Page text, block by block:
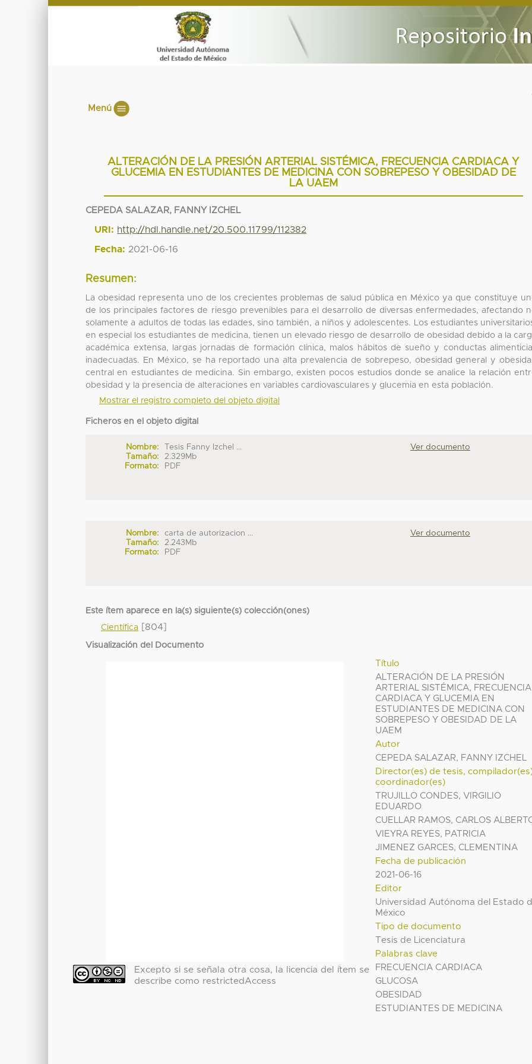
Menú
ALTERACIÓN DE LA PRESIÓN ARTERIAL SISTÉMICA, FRECUENCIA CARDIACA Y
GLUCEMIA EN ESTUDIANTES DE MEDICINA CON SOBREPESO Y OBESIDAD DE
LA UAEM
CEPEDA SALAZAR, FANNY IZCHEL
URI: http://hdl.handle.net/20.500.11799/112382
Fecha: 2021-06-16
Resumen:
La obesidad representa uno de los crecientes problemas de salud pública en México ya que constituye
de los principales factores de riesgo prevenibles para el desarrollo de diversas enfermedades, afectando
solamente a adultos de todas las edades, sino también, a niños y adolescentes. Los estudiantes
en especial los estudiantes de medicina, tienen un elevado riesgo de desarrollo de obesidad debido a la
académica extensa, largas jornadas de formación clínica, malos hábitos de sueño y conductas
inadecuadas. En México, se ha reportado una alta prevalencia de sobrepeso, obesidad general y
central en estudiantes de medicina. Sin embargo, existen pocos estudios donde se analice la relación
obesidad y la presencia de alteraciones en variables cardiovasculares y glucemia en esta población.
Mostrar el registro completo del objeto digital
Ficheros en el objeto digital
Nombre:
Tesis Fanny Izchel ...
Tamaño:
2.329Mb
Formato:
PDF
Ver documento
Nombre:
carta de autorizacion ...
Tamaño:
2.243Mb
Formato:
PDF
Ver documento
Este ítem aparece en la(s) siguiente(s) colección(ones)
Científica [804]
Visualización del Documento
Título
ALTERACIÓN DE LA PRESIÓN
ARTERIAL SISTÉMICA, FRECUENCIA
CARDIACA Y GLUCEMIA EN
ESTUDIANTES DE MEDICINA CON
SOBREPESO Y OBESIDAD DE LA
UAEM
Autor
CEPEDA SALAZAR, FANNY IZCHEL
Director(es) de tesis,
coordinador(es)
TRUJILLO CONDES, VIRGILIO
EDUARDO
CUELLAR RAMOS, CARLOS
VIEYRA REYES, PATRICIA
JIMENEZ GARCES, CLEMENTINA
Fecha de publicación
2021-06-16
Editor
Universidad Autónoma del Estado
México
Tipo de documento
Tesis de Licenciatura
Palabras clave
FRECUENCIA CARDIACA
GLUCOSA
OBESIDAD
ESTUDIANTES DE MEDICINA
Excepto si se señala otra cosa, la licencia del ítem se
describe como restrictedAccess